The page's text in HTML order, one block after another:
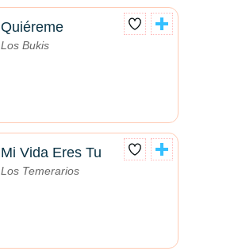
Quiéreme
Los Bukis
Mi Vida Eres Tu
Los Temerarios